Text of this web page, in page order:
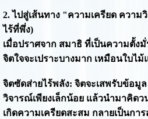
2. ไปสู่เส้นทาง "ความเครียด ความ
ไร้ที่พึ่ง)
เมื่อปราศจาก สมาธิ ที่เป็นความตั้ง
จิตใจจะเปราะบางมาก เหมือนใบไ
จิตซัดส่ายไร้พลัง: จิตจะเสพรับข้อมู
วิจารณ์เพียงเล็กน้อย แล้วนำมาคิดว
เกิดความเครียดสะสม กลายเป็นกา